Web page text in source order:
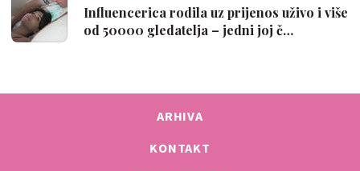
Influencerica rodila uz prijenos uživo i više
od 50000 gledatelja – jedni joj č…
ARHIVA
KONTAKT